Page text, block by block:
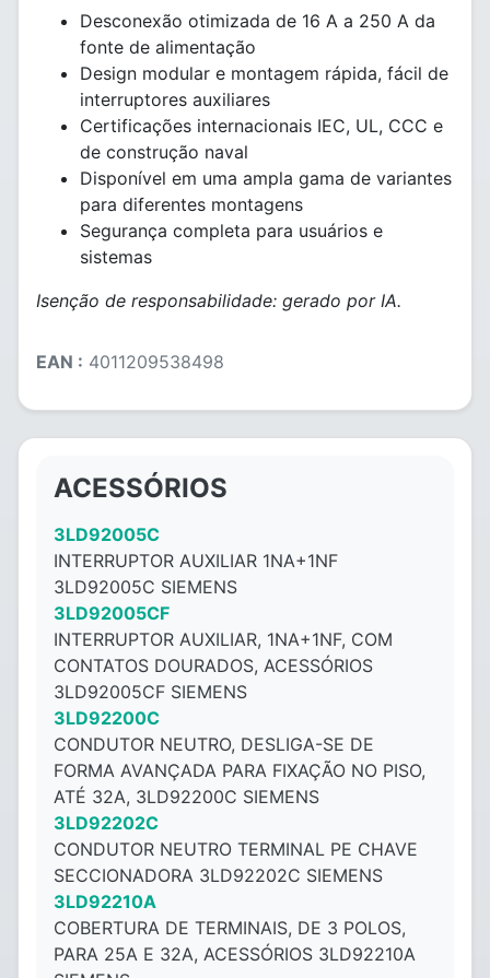
Desconexão otimizada de 16 A a 250 A da
fonte de alimentação
Design modular e montagem rápida, fácil de
interruptores auxiliares
Certificações internacionais IEC, UL, CCC e
de construção naval
Disponível em uma ampla gama de variantes
para diferentes montagens
Segurança completa para usuários e
sistemas
Isenção de responsabilidade: gerado por IA.
EAN : 4011209538498
ACESSÓRIOS
3LD92005C
INTERRUPTOR AUXILIAR 1NA+1NF
3LD92005C SIEMENS
3LD92005CF
INTERRUPTOR AUXILIAR, 1NA+1NF, COM
CONTATOS DOURADOS, ACESSÓRIOS
3LD92005CF SIEMENS
3LD92200C
CONDUTOR NEUTRO, DESLIGA-SE DE
FORMA AVANÇADA PARA FIXAÇÃO NO PISO,
ATÉ 32A, 3LD92200C SIEMENS
3LD92202C
CONDUTOR NEUTRO TERMINAL PE CHAVE
SECCIONADORA 3LD92202C SIEMENS
3LD92210A
COBERTURA DE TERMINAIS, DE 3 POLOS,
PARA 25A E 32A, ACESSÓRIOS 3LD92210A